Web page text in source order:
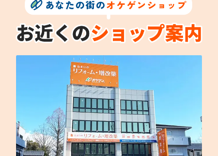
あなたの街のオケゲンショップ